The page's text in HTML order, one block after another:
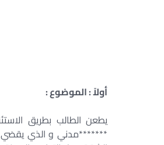
أولاً : الموضوع :
*******مدني و الذي يقضي